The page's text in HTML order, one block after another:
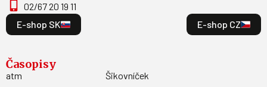
02/67 20 19 11
E-shop SK
E-shop CZ
Časopisy
atm
Šikovníček